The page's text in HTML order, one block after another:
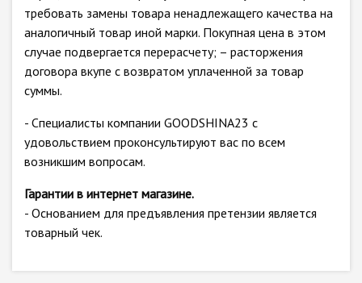
требовать замены товара ненадлежащего качества на
аналогичный товар иной марки. Покупная цена в этом
случае подвергается перерасчету; – расторжения
договора вкупе с возвратом уплаченной за товар
суммы.
- Специалисты компании GOODSHINA23 с
удовольствием проконсультируют вас по всем
возникшим вопросам.
Гарантии в интернет магазине.
- Основанием для предъявления претензии является
товарный чек.